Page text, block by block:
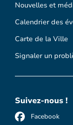
Nouvelles et
Calendrier des
Carte de la Ville
Signaler un
Suivez-nous !
Facebook